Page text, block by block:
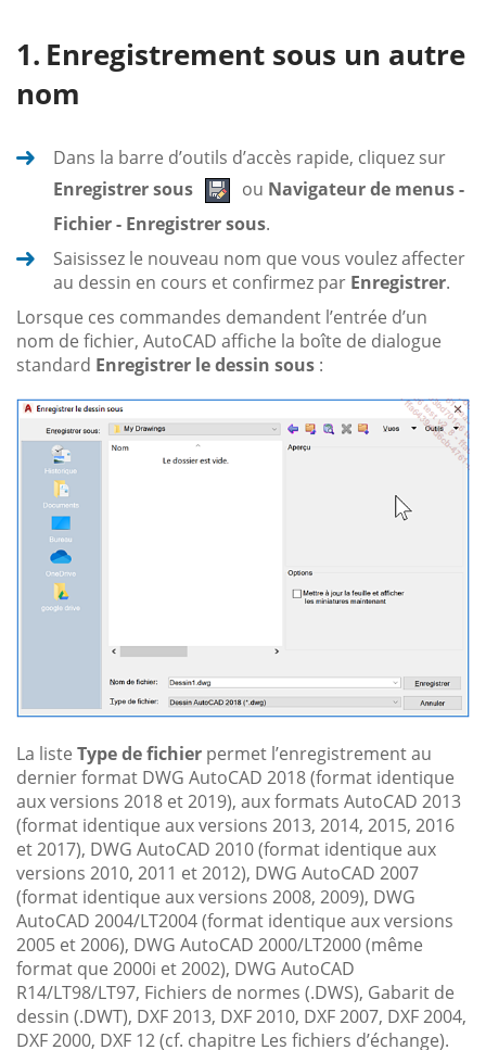
Enregistrement sous un autre
nom
Dans la barre d’outils d’accès rapide, cliquez sur
Enregistrer sous
ou Navigateur de menus -
Fichier - Enregistrer sous.
Saisissez le nouveau nom que vous voulez affecter
au dessin en cours et confirmez par Enregistrer.
Lorsque ces commandes demandent l’entrée d’un
nom de fichier, AutoCAD affiche la boîte de dialogue
standard Enregistrer le dessin sous :
La liste Type de fichier permet l’enregistrement au
dernier format DWG AutoCAD 2018 (format identique
aux versions 2018 et 2019), aux formats AutoCAD 2013
(format identique aux versions 2013, 2014, 2015, 2016
et 2017), DWG AutoCAD 2010 (format identique aux
versions 2010, 2011 et 2012), DWG AutoCAD 2007
(format identique aux versions 2008, 2009), DWG
AutoCAD 2004/LT2004 (format identique aux versions
2005 et 2006), DWG AutoCAD 2000/LT2000 (même
format que 2000i et 2002), DWG AutoCAD
R14/LT98/LT97, Fichiers de normes (.DWS), Gabarit de
dessin (.DWT), DXF 2013, DXF 2010, DXF 2007, DXF 2004,
DXF 2000, DXF 12 (cf. chapitre Les fichiers d’échange).